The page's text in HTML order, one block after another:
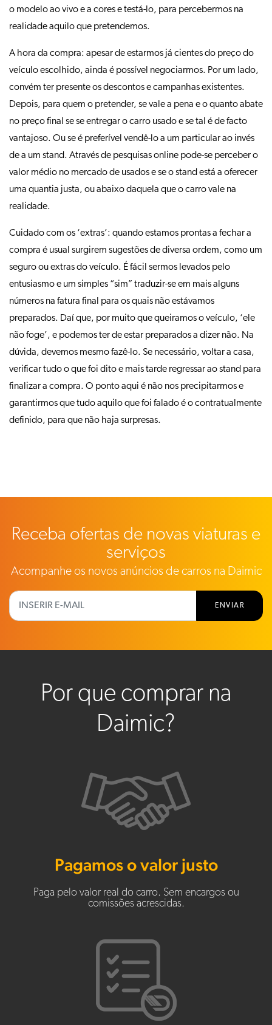
o modelo ao vivo e a cores e testá-lo, para percebermos na
realidade aquilo que pretendemos.
A hora da compra: apesar de estarmos já cientes do preço do
veículo escolhido, ainda é possível negociarmos. Por um lado,
convém ter presente os descontos e campanhas existentes.
Depois, para quem o pretender, se vale a pena e o quanto abate
no preço final se se entregar o carro usado e se tal é de facto
vantajoso. Ou se é preferível vendê-lo a um particular ao invés
de a um stand. Através de pesquisas online pode-se perceber o
valor médio no mercado de usados e se o stand está a oferecer
uma quantia justa, ou abaixo daquela que o carro vale na
realidade.
Cuidado com os ‘extras’: quando estamos prontas a fechar a
compra é usual surgirem sugestões de diversa ordem, como um
seguro ou extras do veículo. É fácil sermos levados pelo
entusiasmo e um simples “sim” traduzir-se em mais alguns
números na fatura final para os quais não estávamos
preparados. Daí que, por muito que queiramos o veículo, ‘ele
não foge’, e podemos ter de estar preparados a dizer não. Na
dúvida, devemos mesmo fazê-lo. Se necessário, voltar a casa,
verificar tudo o que foi dito e mais tarde regressar ao stand para
finalizar a compra. O ponto aqui é não nos precipitarmos e
garantirmos que tudo aquilo que foi falado é o contratualmente
definido, para que não haja surpresas.
Receba ofertas de novas viaturas e
serviços
Acompanhe os novos anúncios de carros na Daimic
ENVIAR
Por que comprar na
Daimic?
Pagamos o valor justo
Paga pelo valor real do carro. Sem encargos ou
comissões acrescidas.